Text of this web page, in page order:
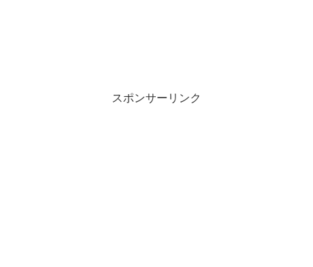
スポンサーリンク